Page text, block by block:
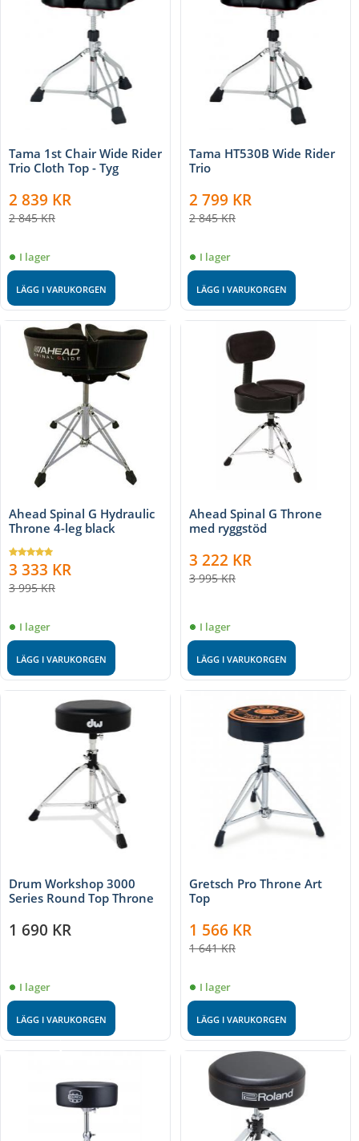
Tama 1st Chair Wide Rider
Trio Cloth Top - Tyg
2 839 KR
2 845KR
I lager
LÄGG I VARUKORGEN
Tama HT530B Wide Rider
Trio
2 799 KR
2 845KR
I lager
LÄGG I VARUKORGEN
Ahead Spinal G Hydraulic
Throne 4-leg black
3 333 KR
3 995KR
I lager
LÄGG I VARUKORGEN
Ahead Spinal G Throne
med ryggstöd
3 222 KR
3 995KR
I lager
LÄGG I VARUKORGEN
Drum Workshop 3000
Series Round Top Throne
1 690 KR
I lager
LÄGG I VARUKORGEN
Gretsch Pro Throne Art
Top
1 566 KR
1 641KR
I lager
LÄGG I VARUKORGEN